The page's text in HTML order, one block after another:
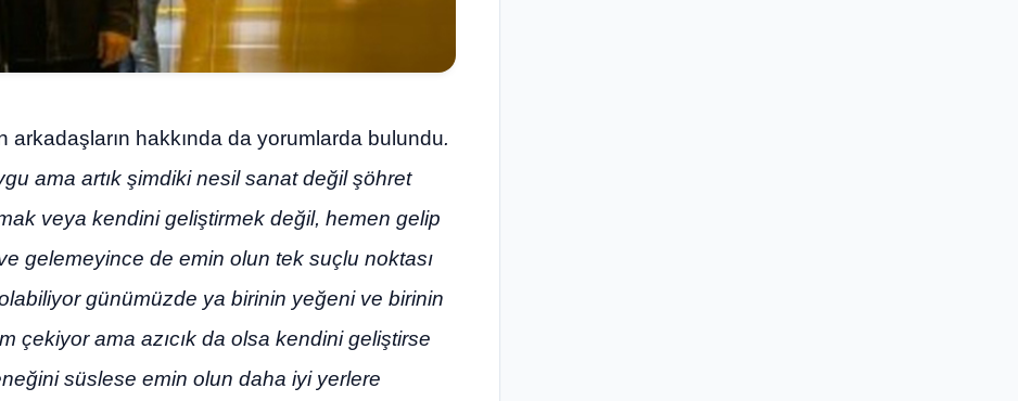
hakkında da yorumlarda bulundu.
ama artık şimdiki nesil sanat değil şöhret
veya kendini geliştirmek değil, hemen gelip
gelemeyince de emin olun tek suçlu noktası
günümüzde ya birinin yeğeni ve birinin
çekiyor ama azıcık da olsa kendini geliştirse
süslese emin olun daha iyi yerlere